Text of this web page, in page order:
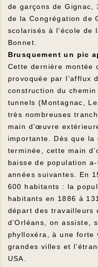
de garçons de
de la Congrégation de
scolarisés à l’école de
Bonnet.
Brusquement un pic
Cette dernière montée
provoquée par l’afflux
construction du
tunnels (Montagnac,
très nombreuses
main d’œuvre
importante. Dès que
terminée, cette main
baisse de population
années suivantes. En
600 habitants : la
habitants en 1886 à
départ des travailleurs
d’Orléans, on assiste,
phylloxéra, à une forte
grandes villes et
USA.